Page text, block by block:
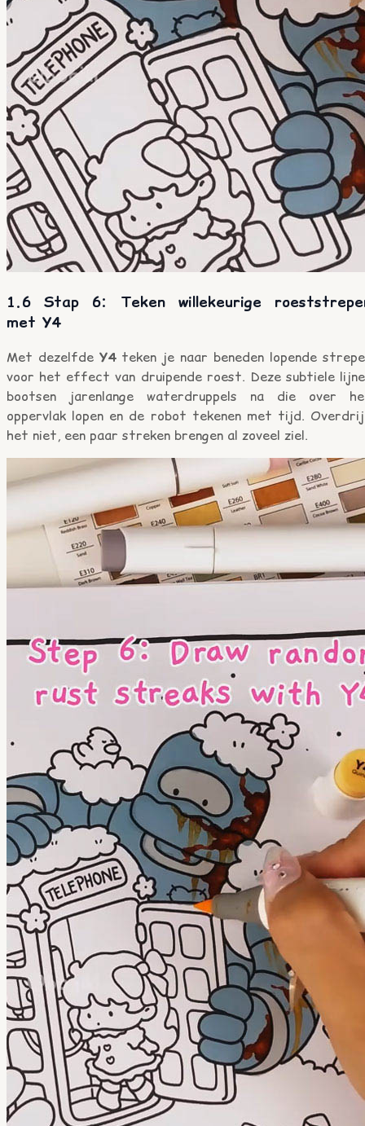
1.6 Stap 6: Teken willekeurige
met Y4
Met dezelfde Y4teken je naar beneden lopende
voor het effect van druipende roest. Deze subtiele
bootsen jarenlange waterdruppels na die over
oppervlak lopen en de robot tekenen met tijd.
het niet, een paar streken brengen al zoveel ziel.